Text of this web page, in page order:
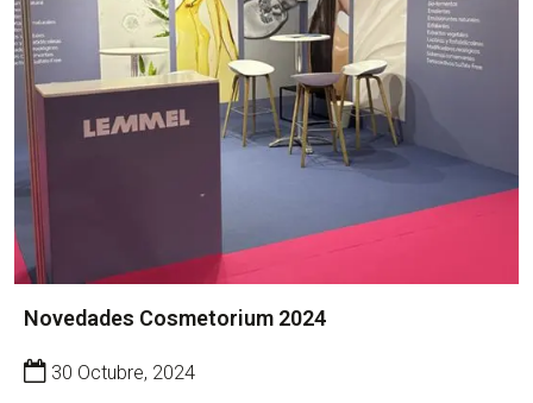
Novedades Cosmetorium 2024
30 Octubre, 2024